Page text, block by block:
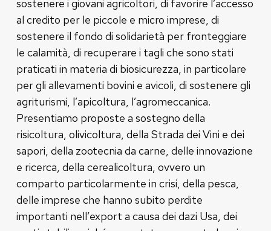
sostenere i giovani agricoltori, di favorire l’accesso
al credito per le piccole e micro imprese, di
sostenere il fondo di solidarietà per fronteggiare
le calamità, di recuperare i tagli che sono stati
praticati in materia di biosicurezza, in particolare
per gli allevamenti bovini e avicoli, di sostenere gli
agriturismi, l’apicoltura, l’agromeccanica.
Presentiamo proposte a sostegno della
risicoltura, olivicoltura, della Strada dei Vini e dei
sapori, della zootecnia da carne, delle innovazione
e ricerca, della cerealicoltura, ovvero un
comparto particolarmente in crisi, della pesca,
delle imprese che hanno subito perdite
importanti nell’export a causa dei dazi Usa, dei